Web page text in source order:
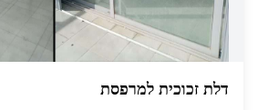
דלת זכוכית למרפסת